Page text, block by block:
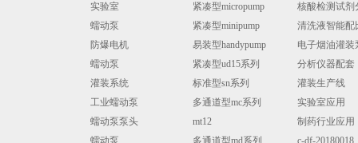
实验室
蠕动泵
防爆电机
蠕动泵
灌装系统
工业蠕动泵
蠕动泵泵头
蠕动泵
紧凑型micropump
紧凑型minipump
易装型handypump
紧凑型ud15系列
标准型sn系列
多通道型mc系列
mt12
多通道型md系列
核酸检测试剂
清洗液智能配
电子烟油灌装
分析仪器配套
灌装生产线
实验室应用
制药行业应用
c-df-20180018